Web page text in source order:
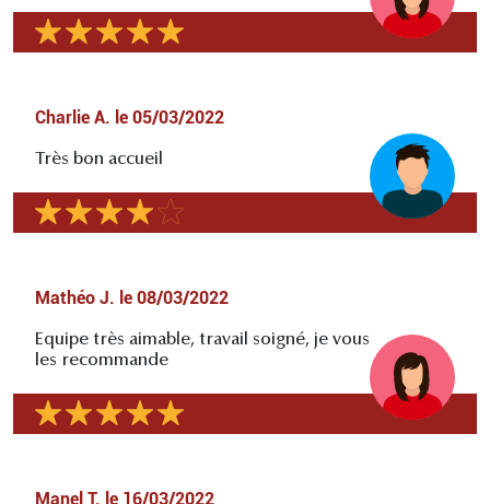
Charlie A. le 05/03/2022
Très bon accueil
Mathéo J. le 08/03/2022
Equipe très aimable, travail soigné, je vous
les recommande
Manel T. le 16/03/2022